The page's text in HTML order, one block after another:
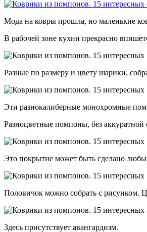
Мода на ковры прошла, но маленькие
В рабочей зоне кухни прекрасно
Разные по размеру и цвету шарики,
Эти разнокалиберные монохромные
Разноцветные помпоны, без
Это покрытие может быть сделано
Половичок можно собрать с рисунком.
Здесь присутствует авангардизм.